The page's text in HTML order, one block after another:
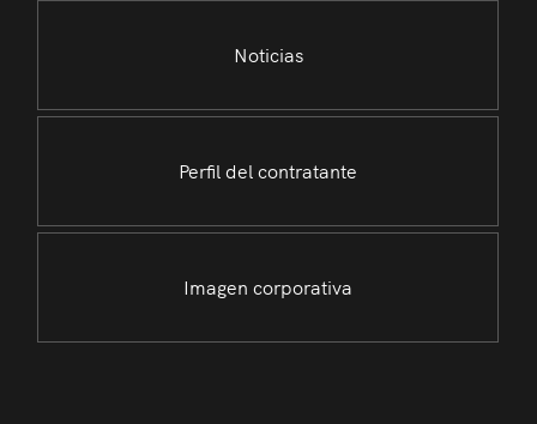
Noticias
Perfil del contratante
Imagen corporativa